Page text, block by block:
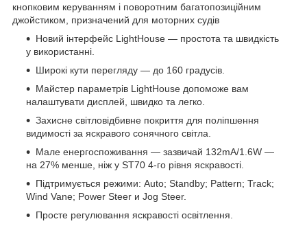
кнопковим керуванням і поворотним багатопозиційним
джойстиком, призначений для моторних судів
Новий інтерфейс LightHouse — простота та швидкість
у використанні.
Широкі кути перегляду — до 160 градусів.
Майстер параметрів LightHouse допоможе вам
налаштувати дисплей, швидко та легко.
Захисне світловідбивне покриття для поліпшення
видимості за яскравого сонячного світла.
Мале енергоспоживання — зазвичай 132mA/1.6W —
на 27% менше, ніж у ST70 4-го рівня яскравості.
Підтримується режими: Auto; Standby; Pattern; Track;
Wind Vane; Power Steer и Jog Steer.
Просте регулювання яскравості освітлення.